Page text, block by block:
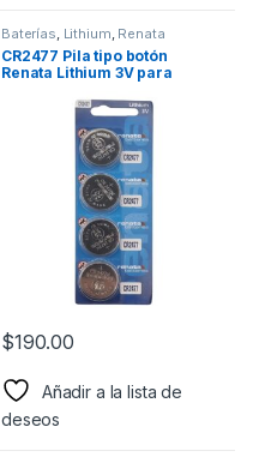
Baterías, Lithium, Renata
CR2477 Pila tipo botón
Renata Lithium 3V para
$190.00
Añadir a la lista de
deseos